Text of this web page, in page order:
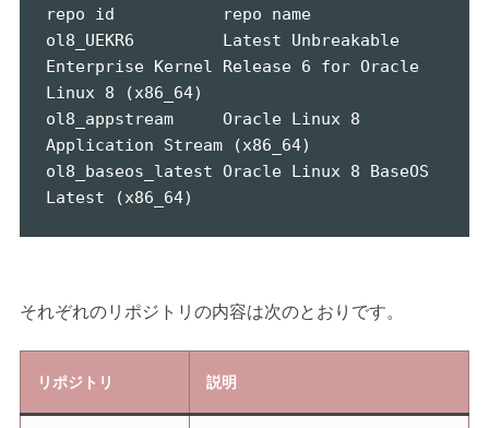
repo id           repo name
ol8_UEKR6         Latest Unbreakable
Enterprise Kernel Release 6 for Oracle
Linux 8 (x86_64)
ol8_appstream     Oracle Linux 8
Application Stream (x86_64)
ol8_baseos_latest Oracle Linux 8 BaseOS
Latest (x86_64)
それぞれのリポジトリの内容は次のとおりです。
リポジトリ 説明